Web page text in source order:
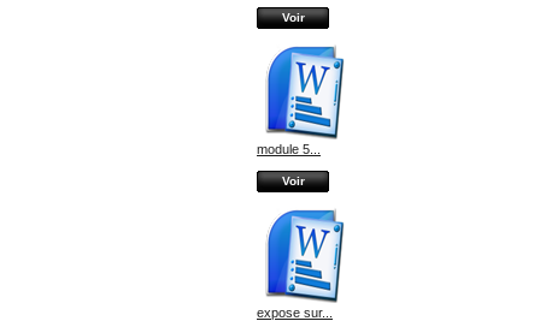
Voir
module 5...
Voir
expose sur...